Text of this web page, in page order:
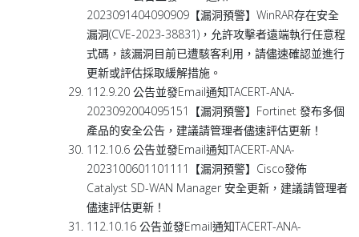
2023091404090909【漏洞預警】WinRAR存在安全
漏洞(CVE-2023-38831)，允許攻擊者遠端執行任意程
式碼，該漏洞目前已遭駭客利用，請儘速確認並進行
更新或評估採取緩解措施。
112.9.20 公告並發Email通知TACERT-ANA-
2023092004095151【漏洞預警】Fortinet 發布多個
產品的安全公告，建議請管理者儘速評估更新！
112.10.6 公告並發Email通知TACERT-ANA-
2023100601101111【漏洞預警】Cisco發佈
Catalyst SD-WAN Manager 安全更新，建議請管理者
儘速評估更新！
112.10.16 公告並發Email通知TACERT-ANA-